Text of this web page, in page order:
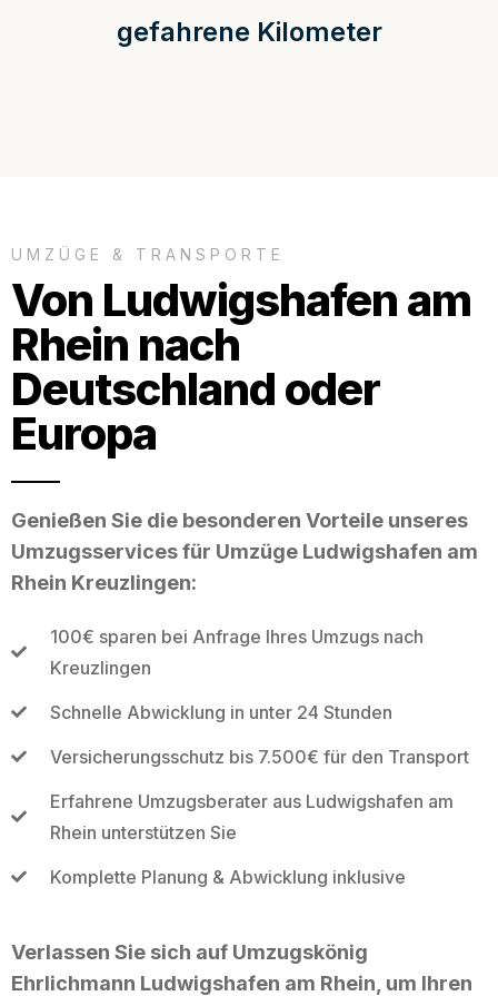
gefahrene Kilometer
UMZÜGE & TRANSPORTE
Von Ludwigshafen am
Rhein nach
Deutschland oder
Europa
Genießen Sie die besonderen Vorteile unseres
Umzugsservices für Umzüge Ludwigshafen am
Rhein Kreuzlingen:
100€ sparen bei Anfrage Ihres Umzugs nach
Kreuzlingen
Schnelle Abwicklung in unter 24 Stunden
Versicherungsschutz bis 7.500€ für den Transport
Erfahrene Umzugsberater aus Ludwigshafen am
Rhein unterstützen Sie
Komplette Planung & Abwicklung inklusive
Verlassen Sie sich auf Umzugskönig
Ehrlichmann Ludwigshafen am Rhein, um Ihren